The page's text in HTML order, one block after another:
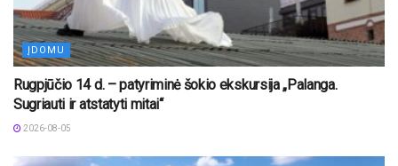
ĮDOMU
Rugpjūčio 14 d. – patyriminė šokio ekskursija „Palanga.
Sugriauti ir atstatyti mitai“
2026-08-05